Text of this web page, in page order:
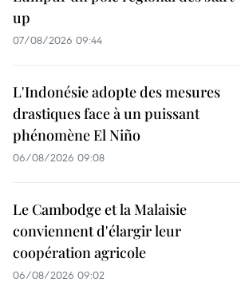
up
07/08/2026 09:44
L'Indonésie adopte des mesures
drastiques face à un puissant
phénomène El Niño
06/08/2026 09:08
Le Cambodge et la Malaisie
conviennent d'élargir leur
coopération agricole
06/08/2026 09:02